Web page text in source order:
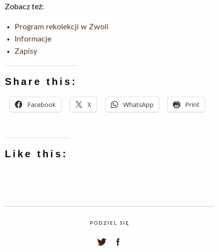
Zobacz też:
Program rekolekcji w Zwoli
Informacje
Zapisy
Share this:
Facebook X WhatsApp Print
Like this:
PODZIEL SIĘ